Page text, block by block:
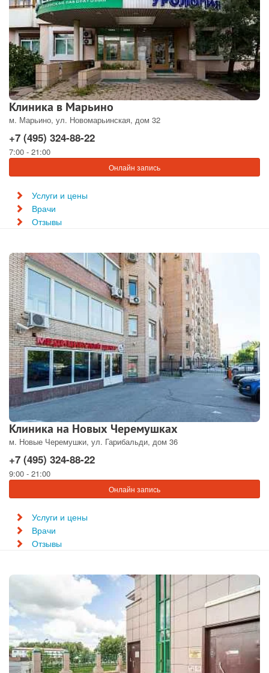
Клиника в Марьино
м. Марьино, ул. Новомарьинская, дом 32
+7 (495) 324-88-22
7:00 - 21:00
Онлайн запись
Услуги и цены
Врачи
Отзывы
Клиника на Новых Черемушках
м. Новые Черемушки, ул. Гарибальди, дом 36
+7 (495) 324-88-22
9:00 - 21:00
Онлайн запись
Услуги и цены
Врачи
Отзывы